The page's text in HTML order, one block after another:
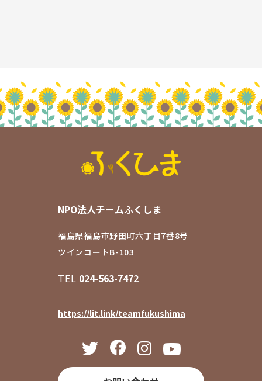
NPO法人チームふくしま
福島県福島市野田町六丁目7番8号
ツインコートB-103
TEL 024-563-7472
https://lit.link/teamfukushima